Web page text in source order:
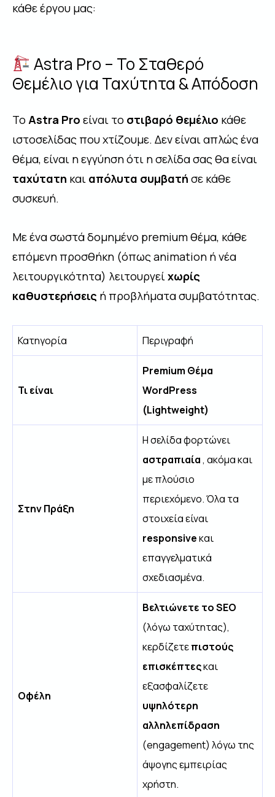
κάθε έργου μας:
Astra Pro – Το Σταθερό
Θεμέλιο για Ταχύτητα & Απόδοση
Το Astra Pro είναι το στιβαρό θεμέλιο κάθε
ιστοσελίδας που χτίζουμε. Δεν είναι απλώς ένα
θέμα, είναι η εγγύηση ότι η σελίδα σας θα είναι
ταχύτατη και απόλυτα συμβατή σε κάθε
συσκευή.
Με ένα σωστά δομημένο premium θέμα, κάθε
επόμενη προσθήκη (όπως animation ή νέα
λειτουργικότητα) λειτουργείχωρίς
καθυστερήσεις ή προβλήματα συμβατότητας.
Κατηγορία Περιγραφή
Τι είναι
Premium Θέμα
WordPress
(Lightweight)
Στην Πράξη
Η σελίδα φορτώνει
αστραπιαία, ακόμα και
με πλούσιο
περιεχόμενο. Όλα τα
στοιχεία είναι
responsiveκαι
επαγγελματικά
σχεδιασμένα.
Οφέλη
Βελτιώνετε το SEO
(λόγω ταχύτητας),
κερδίζετεπιστούς
επισκέπτεςκαι
εξασφαλίζετε
υψηλότερη
αλληλεπίδραση
(engagement) λόγω της
άψογης εμπειρίας
χρήστη.